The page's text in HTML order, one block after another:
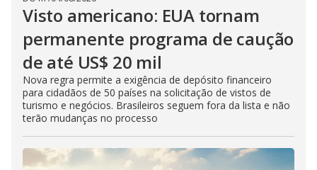
Visto americano: EUA tornam
permanente programa de caução
de até US$ 20 mil
Nova regra permite a exigência de depósito financeiro
para cidadãos de 50 países na solicitação de vistos de
turismo e negócios. Brasileiros seguem fora da lista e não
terão mudanças no processo